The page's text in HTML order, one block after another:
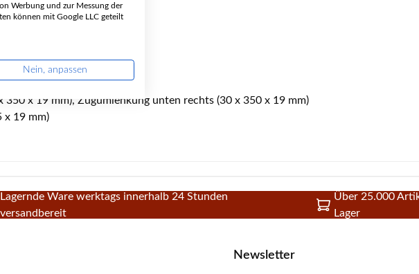
mm)
350 x 19 mm), Zugumlenkung unten rechts (30 x 350 x 19 mm)
x 19 mm)
Lagernde Ware werktags innerhalb 24 Stunden
versandbereit
Über 25.000
Lager
Newsletter
Werbung und zur Messung der
können mit Google LLC geteilt
Nein, anpassen